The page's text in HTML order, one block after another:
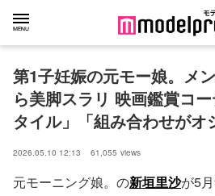
第1子妊娠の元モー娘。メ
ら美脚スラリ 映画鑑賞コ
タイル」「組み合わせがオ
2026.05.10 12:13 61,055 views
元モーニング娘。の新垣里沙が5